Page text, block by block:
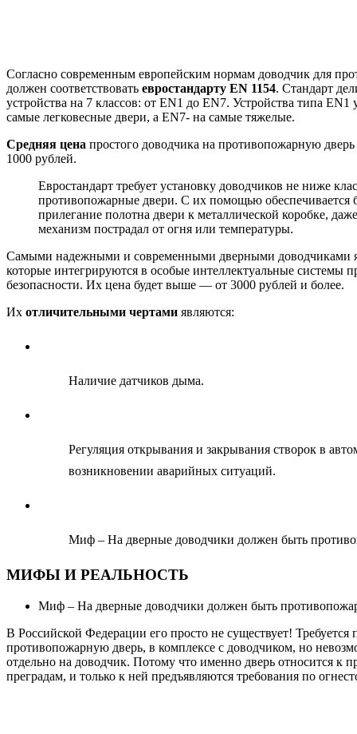
Согласно современным европейским нормам доводчик для
должен соответствовать евростандарту EN 1154. Стандарт
устройства на 7 классов: от EN1 до EN7. Устройства типа EN1
самые легковесные двери, а EN7- на самые тяжелые.
Средняя цена простого доводчика на противопожарную дверь
1000 рублей.
Евростандарт требует установку доводчиков не ниже
противопожарные двери. С их помощью обеспечивается
прилегание полотна двери к металлической коробке,
механизм пострадал от огня или температуры.
Самыми надежными и современными дверными доводчиками
которые интегрируются в особые интеллектуальные системы
безопасности. Их цена будет выше — от 3000 рублей и более.
Их отличительными чертами являются:
Наличие датчиков дыма.
Регуляция открывания и закрывания створок в
возникновении аварийных ситуаций.
Миф – На дверные доводчики должен быть
МИФЫ И РЕАЛЬНОСТЬ
Миф – На дверные доводчики должен быть
В Российской Федерации его просто не существует! Требуется
противопожарную дверь, в комплексе с доводчиком, но
отдельно на доводчик. Потому что именно дверь относится к
преградам, и только к ней предъявляются требования по